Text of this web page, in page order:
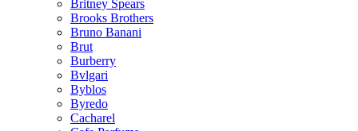
Britney Spears
Brooks Brothers
Bruno Banani
Brut
Burberry
Bvlgari
Byblos
Byredo
Cacharel